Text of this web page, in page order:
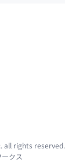
all rights reserved.
クス